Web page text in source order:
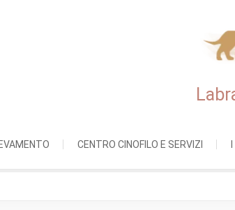
CENTRO CINOFILO E SERVIZI